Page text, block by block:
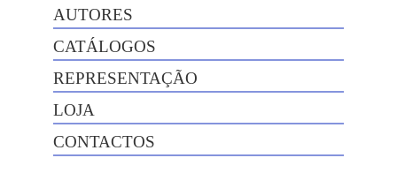
AUTORES
CATÁLOGOS
REPRESENTAÇÃO
LOJA
CONTACTOS